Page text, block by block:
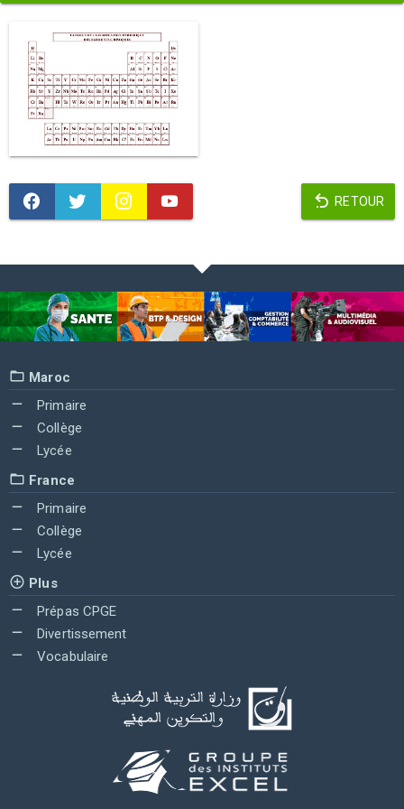
RETOUR
Maroc
Primaire
Collège
Lycée
France
Primaire
Collège
Lycée
Plus
Prépas CPGE
Divertissement
Vocabulaire